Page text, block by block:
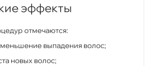
эффекты
отмечаются:
выпадения волос;
новых волос;